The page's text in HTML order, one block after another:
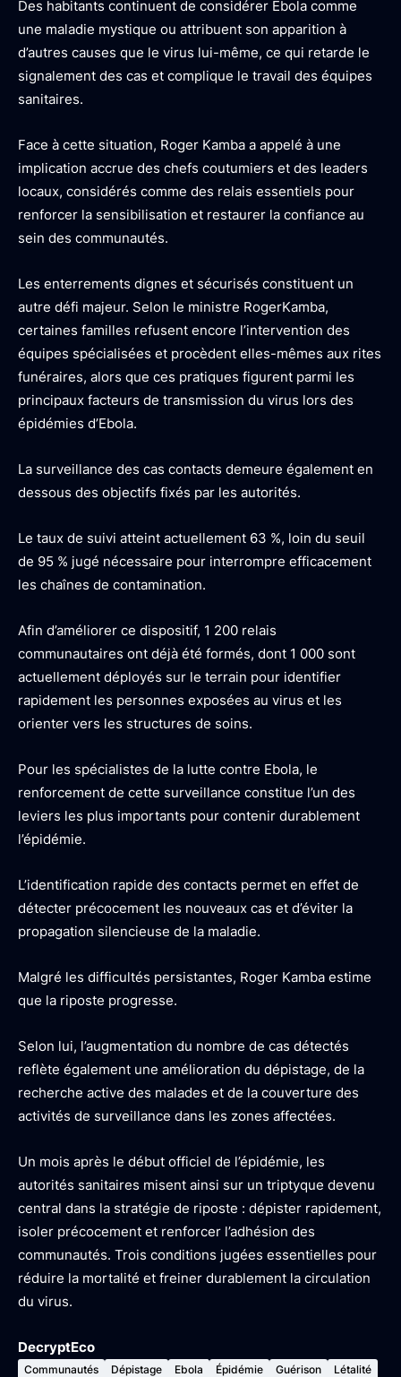
Des habitants continuent de considérer Ebola comme
une maladie mystique ou attribuent son apparition à
d’autres causes que le virus lui-même, ce qui retarde le
signalement des cas et complique le travail des équipes
sanitaires.
Face à cette situation, Roger Kamba a appelé à une
implication accrue des chefs coutumiers et des leaders
locaux, considérés comme des relais essentiels pour
renforcer la sensibilisation et restaurer la confiance au
sein des communautés.
Les enterrements dignes et sécurisés constituent un
autre défi majeur. Selon le ministre RogerKamba,
certaines familles refusent encore l’intervention des
équipes spécialisées et procèdent elles-mêmes aux rites
funéraires, alors que ces pratiques figurent parmi les
principaux facteurs de transmission du virus lors des
épidémies d’Ebola.
La surveillance des cas contacts demeure également en
dessous des objectifs fixés par les autorités.
Le taux de suivi atteint actuellement 63 %, loin du seuil
de 95 % jugé nécessaire pour interrompre efficacement
les chaînes de contamination.
Afin d’améliorer ce dispositif, 1 200 relais
communautaires ont déjà été formés, dont 1 000 sont
actuellement déployés sur le terrain pour identifier
rapidement les personnes exposées au virus et les
orienter vers les structures de soins.
Pour les spécialistes de la lutte contre Ebola, le
renforcement de cette surveillance constitue l’un des
leviers les plus importants pour contenir durablement
l’épidémie.
L’identification rapide des contacts permet en effet de
détecter précocement les nouveaux cas et d’éviter la
propagation silencieuse de la maladie.
Malgré les difficultés persistantes, Roger Kamba estime
que la riposte progresse.
Selon lui, l’augmentation du nombre de cas détectés
reflète également une amélioration du dépistage, de la
recherche active des malades et de la couverture des
activités de surveillance dans les zones affectées.
Un mois après le début officiel de l’épidémie, les
autorités sanitaires misent ainsi sur un triptyque devenu
central dans la stratégie de riposte : dépister rapidement,
isoler précocement et renforcer l’adhésion des
communautés. Trois conditions jugées essentielles pour
réduire la mortalité et freiner durablement la circulation
du virus.
DecryptEco
Communautés Dépistage Ebola Épidémie Guérison
Létalité